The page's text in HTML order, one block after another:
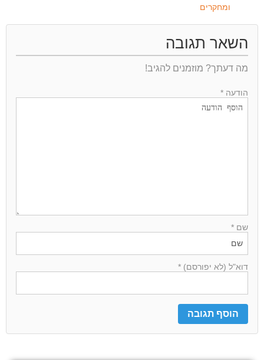
ומחקרים
השאר תגובה
מה דעתך? מוזמנים להגיב!
הודעה *
שם *
דוא"ל (לא יפורסם) *